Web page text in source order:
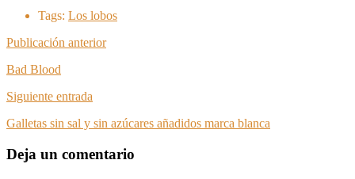
Tags: Los lobos
Publicación anterior
Bad Blood
Siguiente entrada
Galletas sin sal y sin azúcares añadidos marca blanca
Deja un comentario